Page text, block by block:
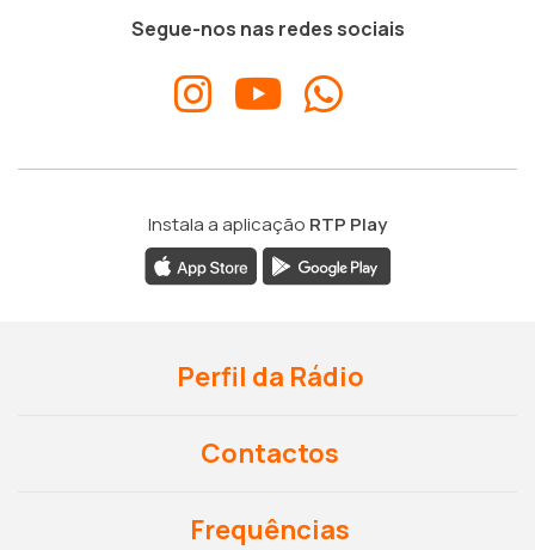
Segue-nos nas redes sociais
Instala a aplicação RTP Play
Perfil da Rádio
Contactos
Frequências